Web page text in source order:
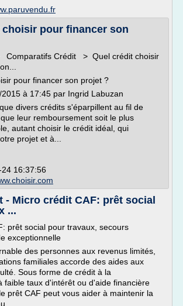
pour financer son
Crédit > Quel crédit choisir
pour financer son projet ?
à 17:45 par Ingrid Labuzan
divers crédits s'éparpillent au fil de
leur remboursement soit le plus
autant choisir le crédit idéal, qui
projet et à...
16:37:56
- Micro crédit CAF: prêt social
...
prêt social pour travaux, secours
exceptionnelle
des personnes aux revenus limités,
familiales accorde des aides aux
Sous forme de crédit à la
faible taux d'intérêt ou d'aide financière
prêt CAF peut vous aider à maintenir la